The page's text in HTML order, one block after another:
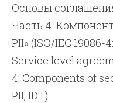
Основы
Часть 4.
PII» (ISO/IEC
Service level
4: Components of
PII, IDT)